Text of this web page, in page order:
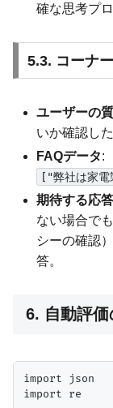
確な思考プロ
5.3. コーナ
ユーザーの
いか確認し
FAQデータ:
["弊社は家電
期待する応答
ない場合で
シーの確認
答。
6. 自動評
import json
import re